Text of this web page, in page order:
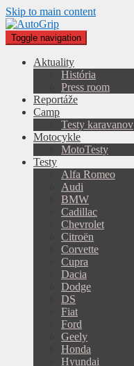
Skip to main content
Toggle navigation
Aktuality
História
Press room
Reportáže
Camp
Testy karavanov
Motocykle
MotoTesty
Testy
Alfa Romeo
Audi
BMW
Cadillac
Chevrolet
Citroën
Corvette
Cupra
Dacia
Dodge
DS
Fiat
Ford
Geely
Honda
Hyundai